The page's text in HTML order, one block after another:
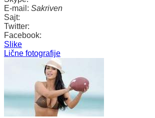
E-mail: Sakriven
Sajt:
Twitter:
Facebook:
Slike
Lične fotografije